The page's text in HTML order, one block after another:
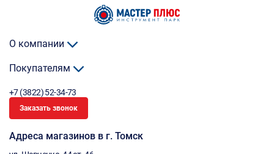
О компании
Покупателям
+7 (3822) 52-34-73
Заказать звонок
Адреса магазинов в г. Томск